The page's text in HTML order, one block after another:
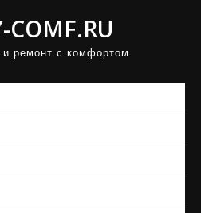
COMF.RU
и ремонт с комфортом